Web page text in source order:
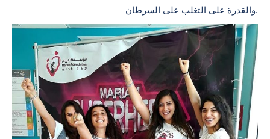
والقدرة على التغلب على السرطان.